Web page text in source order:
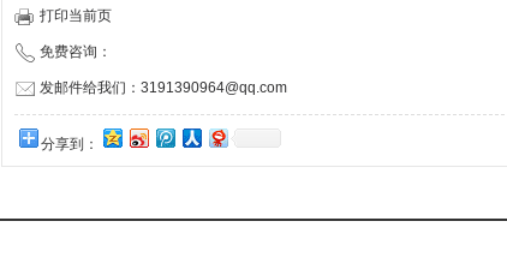
打印当前页
免费咨询：
发邮件给我们：3191390964@qq.com
分享到：